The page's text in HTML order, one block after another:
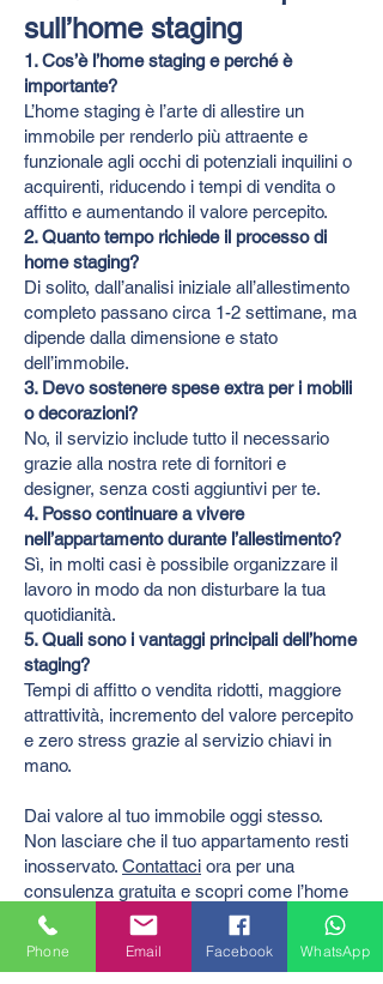
sull’home staging
1. Cos’è l’home staging e perché è
importante?
L’home staging è l’arte di allestire un
immobile per renderlo più attraente e
funzionale agli occhi di potenziali inquilini o
acquirenti, riducendo i tempi di vendita o
affitto e aumentando il valore percepito.
2. Quanto tempo richiede il processo di
home staging?
Di solito, dall’analisi iniziale all’allestimento
completo passano circa 1-2 settimane, ma
dipende dalla dimensione e stato
dell’immobile.
3. Devo sostenere spese extra per i mobili
o decorazioni?
No, il servizio include tutto il necessario
grazie alla nostra rete di fornitori e
designer, senza costi aggiuntivi per te.
4. Posso continuare a vivere
nell’appartamento durante l’allestimento?
Sì, in molti casi è possibile organizzare il
lavoro in modo da non disturbare la tua
quotidianità.
5. Quali sono i vantaggi principali dell’home
staging?
Tempi di affitto o vendita ridotti, maggiore
attrattività, incremento del valore percepito
e zero stress grazie al servizio chiavi in
mano.
Dai valore al tuo immobile oggi stesso.
Non lasciare che il tuo appartamento resti
inosservato. Contattaci ora per una
consulenza gratuita e scopri come l’home
staging professionale può trasformare il tuo
investimento.
Phone Email Facebook WhatsApp